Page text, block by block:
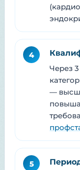
4
Через
—
5